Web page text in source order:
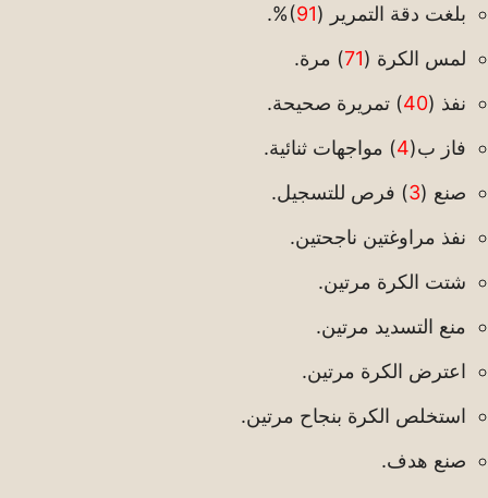
بلغت دقة التمرير (91
)%.
لمس الكرة (71) مرة.
نفذ (40) تمريرة صحيحة.
فاز ب(4) مواجهات ثنائية.
صنع (3) فرص للتسجيل.
نفذ مراوغتين ناجحتين.
شتت الكرة مرتين.
منع التسديد مرتين.
اعترض الكرة مرتين.
استخلص الكرة بنجاح مرتين.
صنع هدف.